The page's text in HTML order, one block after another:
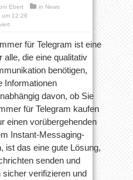
Ebert in News
um 12:28
für
Nummer
für
Telegram:
und
flexibel
für Telegram ist eine
alle, die eine qualitativ
benötigen,
Informationen
davon, ob Sie
für Telegram kaufen
einen vorübergehenden
Instant-Messaging-
ist das eine gute Lösung,
senden und
verifizieren und